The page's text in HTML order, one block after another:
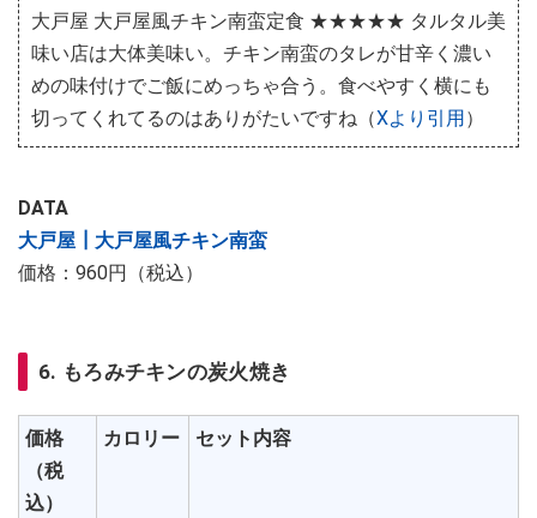
大戸屋 大戸屋風チキン南蛮定食 ★★★★★ タルタル美
味い店は大体美味い。チキン南蛮のタレが甘辛く濃い
めの味付けでご飯にめっちゃ合う。食べやすく横にも
切ってくれてるのはありがたいですね（Xより引用 ）
DATA
大戸屋┃大戸屋風チキン南蛮
価格：960円（税込）
6. もろみチキンの炭火焼き
価格
（税
込）
カロリー セット内容